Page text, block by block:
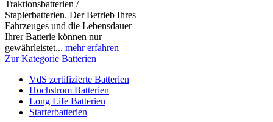
Traktionsbatterien /
Staplerbatterien. Der Betrieb Ihres
Fahrzeuges und die Lebensdauer
Ihrer Batterie können nur
gewährleistet... mehr erfahren
Zur Kategorie Batterien
VdS zertifizierte Batterien
Hochstrom Batterien
Long Life Batterien
Starterbatterien